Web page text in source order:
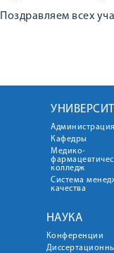
Поздравляем всех
Кафедры
Медико-
колледж
Система
качества
НАУКА
Конференции